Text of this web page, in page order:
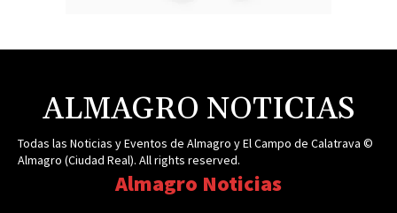
ALMAGRO NOTICIAS
Todas las Noticias y Eventos de Almagro y El Campo de Calatrava ©
Almagro (Ciudad Real). All rights reserved.
Almagro Noticias